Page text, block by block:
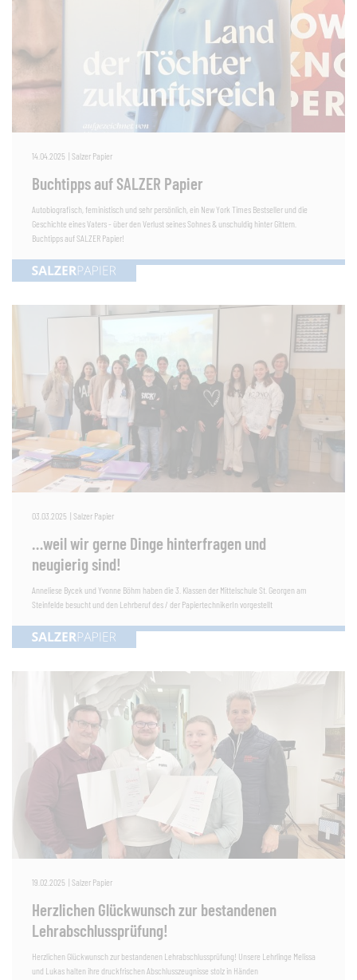
14.04.2025 | Salzer Papier
Buchtipps auf SALZER Papier
Autobiografisch, feministisch und sehr persönlich, ein New York Times Bestseller und die
Geschichte eines Vaters - über den Verlust seines Sohnes & unschuldig hinter Gittern.
Buchtipps auf SALZER Papier!
03.03.2025 | Salzer Papier
…weil wir gerne Dinge hinterfragen und
neugierig sind!
Anneliese Bycek und Yvonne Böhm haben die 3. Klassen der Mittelschule St. Georgen am
Steinfelde besucht und den Lehrberuf des / der PapiertechnikerIn vorgestellt
19.02.2025 | Salzer Papier
Herzlichen Glückwunsch zur bestandenen
Lehrabschlussprüfung!
Herzlichen Glückwunsch zur bestandenen Lehrabschlussprüfung! Unsere Lehrlinge Melissa
und Lukas halten ihre druckfrischen Abschlusszeugnisse stolz in Händen